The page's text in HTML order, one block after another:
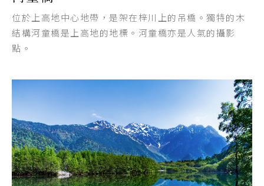
位於上高地中心地帶，是架在梓川上的吊橋。獨特的木
結構河童橋是上高地的地標。河童橋亦是人氣的攝影
點。